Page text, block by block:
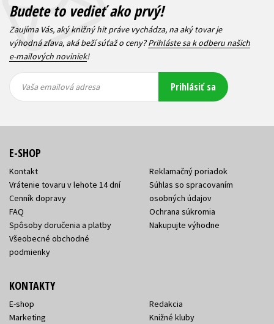
Budete to vedieť ako prvý!
Zaujíma Vás, aký knižný hit práve vychádza, na aký tovar je
výhodná zľava, aká beží súťaž o ceny?Prihláste sa k odberu našich
e-mailových noviniek!
emailová
emailová
Vaša emailová adresa Prihlásiť sa
E-SHOP
Kontakt
Vrátenie tovaru v lehote 14 dní
Cenník dopravy
FAQ
Spôsoby doručenia a platby
Všeobecné obchodné
podmienky
Reklamačný poriadok
Súhlas so spracovaním
osobných údajov
Ochrana súkromia
Nakupujte výhodne
KONTAKTY
E-shop
Marketing
Redakcia
Knižné kluby